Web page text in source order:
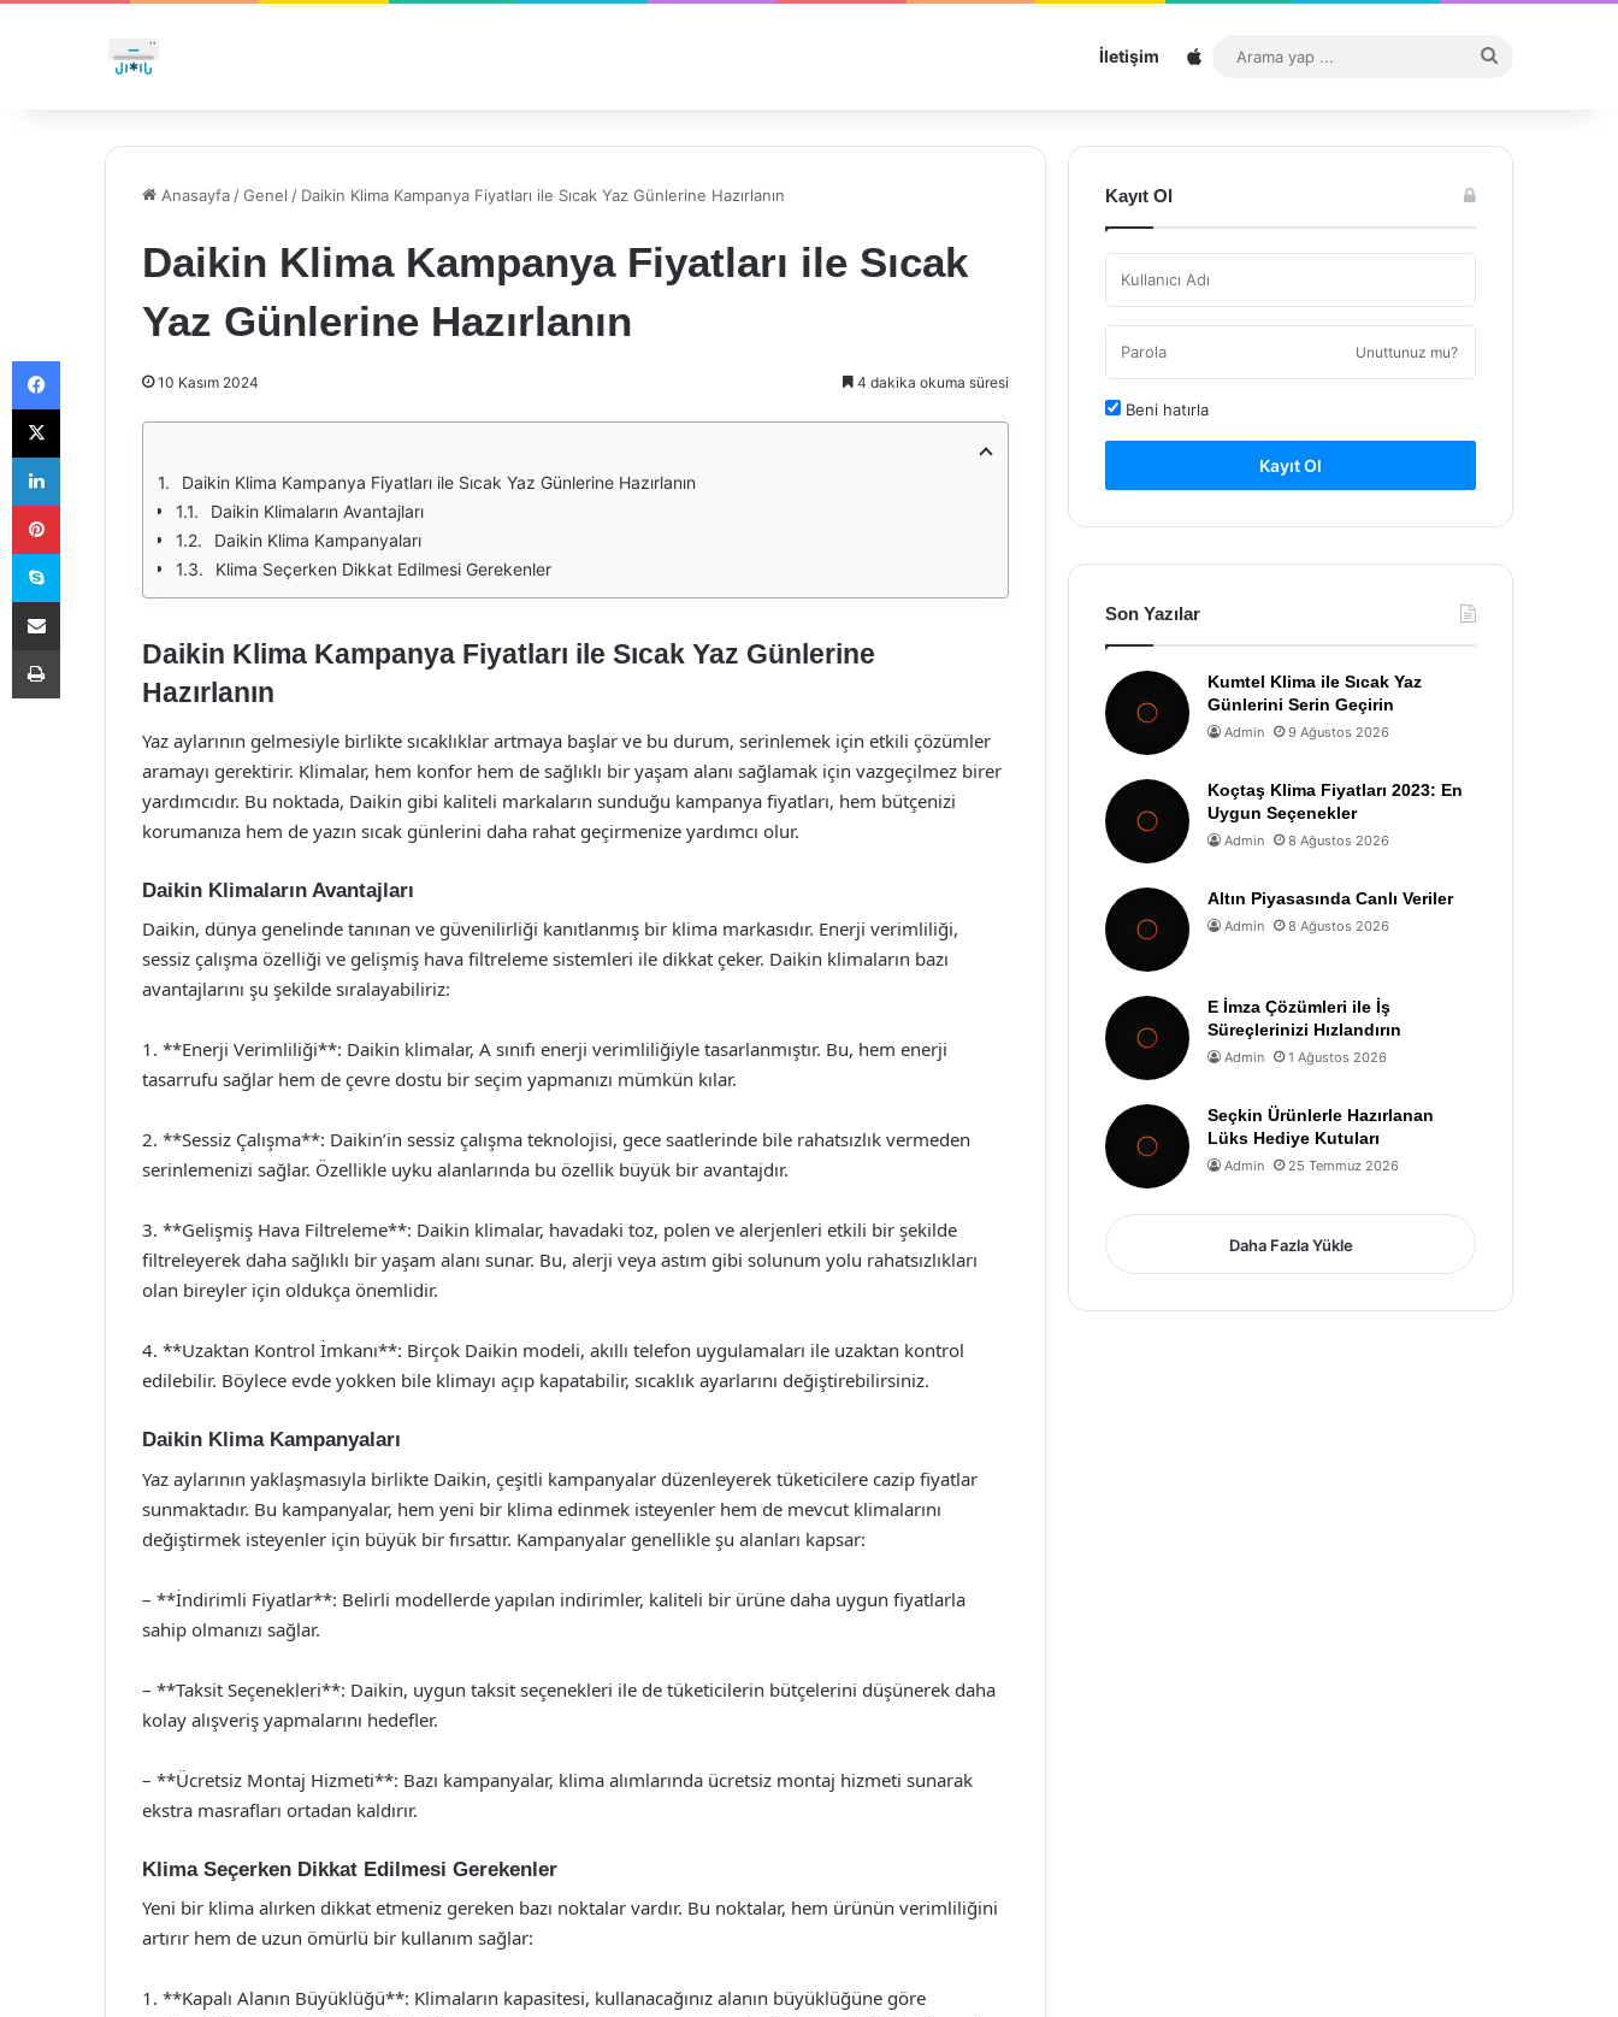
İletişim Sitemap
...
Anasayfa /Genel / Daikin Klima Kampanya Fiyatları ile Sıcak Yaz Günlerine Hazırlanın
Daikin Klima Kampanya Fiyatları ile Sıcak
Yaz Günlerine Hazırlanın
10 Kasım 2024 4 dakika okuma süresi
Daikin Klima Kampanya Fiyatları ile Sıcak Yaz Günlerine Hazırlanın
Daikin Klimaların Avantajları
Daikin Klima Kampanyaları
Klima Seçerken Dikkat Edilmesi Gerekenler
Daikin Klima Kampanya Fiyatları ile Sıcak Yaz Günlerine
Hazırlanın
Yaz aylarının gelmesiyle birlikte sıcaklıklar artmaya başlar ve bu durum, serinlemek için etkili çözümler
aramayı gerektirir. Klimalar, hem konfor hem de sağlıklı bir yaşam alanı sağlamak için vazgeçilmez birer
yardımcıdır. Bu noktada, Daikin gibi kaliteli markaların sunduğu kampanya fiyatları, hem bütçenizi
korumanıza hem de yazın sıcak günlerini daha rahat geçirmenize yardımcı olur.
Daikin Klimaların Avantajları
Daikin, dünya genelinde tanınan ve güvenilirliği kanıtlanmış bir klima markasıdır. Enerji verimliliği,
sessiz çalışma özelliği ve gelişmiş hava filtreleme sistemleri ile dikkat çeker. Daikin klimaların bazı
avantajlarını şu şekilde sıralayabiliriz:
1. **Enerji Verimliliği**: Daikin klimalar, A sınıfı enerji verimliliğiyle tasarlanmıştır. Bu, hem enerji
tasarrufu sağlar hem de çevre dostu bir seçim yapmanızı mümkün kılar.
2. **Sessiz Çalışma**: Daikin’in sessiz çalışma teknolojisi, gece saatlerinde bile rahatsızlık vermeden
serinlemenizi sağlar. Özellikle uyku alanlarında bu özellik büyük bir avantajdır.
3. **Gelişmiş Hava Filtreleme**: Daikin klimalar, havadaki toz, polen ve alerjenleri etkili bir şekilde
filtreleyerek daha sağlıklı bir yaşam alanı sunar. Bu, alerji veya astım gibi solunum yolu rahatsızlıkları
olan bireyler için oldukça önemlidir.
4. **Uzaktan Kontrol İmkanı**: Birçok Daikin modeli, akıllı telefon uygulamaları ile uzaktan kontrol
edilebilir. Böylece evde yokken bile klimayı açıp kapatabilir, sıcaklık ayarlarını değiştirebilirsiniz.
Daikin Klima Kampanyaları
Yaz aylarının yaklaşmasıyla birlikte Daikin, çeşitli kampanyalar düzenleyerek tüketicilere cazip fiyatlar
sunmaktadır. Bu kampanyalar, hem yeni bir klima edinmek isteyenler hem de mevcut klimalarını
değiştirmek isteyenler için büyük bir fırsattır. Kampanyalar genellikle şu alanları kapsar:
– **İndirimli Fiyatlar**: Belirli modellerde yapılan indirimler, kaliteli bir ürüne daha uygun fiyatlarla
sahip olmanızı sağlar.
– **Taksit Seçenekleri**: Daikin, uygun taksit seçenekleri ile de tüketicilerin bütçelerini düşünerek daha
kolay alışveriş yapmalarını hedefler.
– **Ücretsiz Montaj Hizmeti**: Bazı kampanyalar, klima alımlarında ücretsiz montaj hizmeti sunarak
ekstra masrafları ortadan kaldırır.
Klima Seçerken Dikkat Edilmesi Gerekenler
Yeni bir klima alırken dikkat etmeniz gereken bazı noktalar vardır. Bu noktalar, hem ürünün verimliliğini
artırır hem de uzun ömürlü bir kullanım sağlar:
1. **Kapalı Alanın Büyüklüğü**: Klimaların kapasitesi, kullanacağınız alanın büyüklüğüne göre
Kayıt Ol
Unuttunuz mu?
Beni hatırla
Kayıt Ol
Son Yazılar
Kumtel Klima ile Sıcak Yaz
Günlerini Serin Geçirin
Admin 9 Ağustos 2026
Koçtaş Klima Fiyatları 2023: En
Uygun Seçenekler
Admin 8 Ağustos 2026
Altın Piyasasında Canlı Veriler
Admin 8 Ağustos 2026
E İmza Çözümleri ile İş
Süreçlerinizi Hızlandırın
Admin 1 Ağustos 2026
Seçkin Ürünlerle Hazırlanan
Lüks Hediye Kutuları
Admin 25 Temmuz 2026
Daha Fazla Yükle
Facebook
X
LinkedIn
Pinterest
Skype
E-Posta ile paylaş